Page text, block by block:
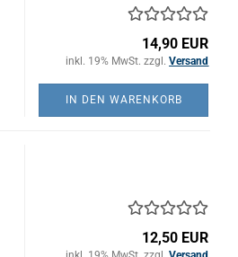
14,90 EUR
inkl. 19% MwSt. zzgl.Versand
IN DEN WARENKORB
12,50 EUR